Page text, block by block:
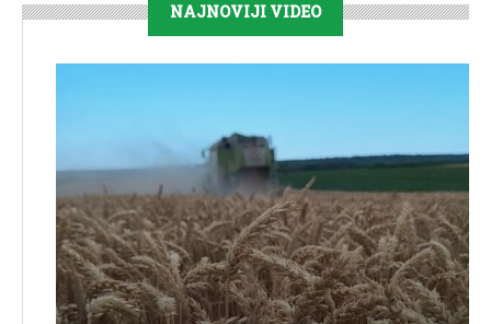
NAJNOVIJI VIDEO